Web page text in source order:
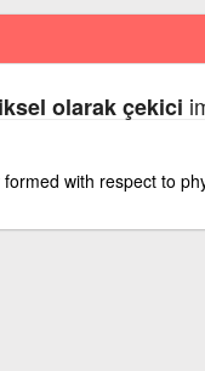
olarak çekici
with respect to